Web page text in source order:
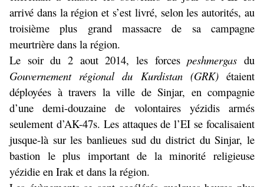
arrivé dans la région et s’est livré, selon les autorités, au
troisième plus grand massacre de sa campagne
meurtrière dans la région.
Le soir du 2 aout 2014, les forcespeshmergas du
Gouvernement régional du Kurdistan (GRK)étaient
déployées à travers la ville de Sinjar, en compagnie
d’une demi-douzaine de volontaires yézidis armés
seulement d’AK-47s. Les attaques de l’EI se focalisaient
jusque-là sur les banlieues sud du district du Sinjar, le
bastion le plus important de la minorité religieuse
yézidie en Irak et dans la région.